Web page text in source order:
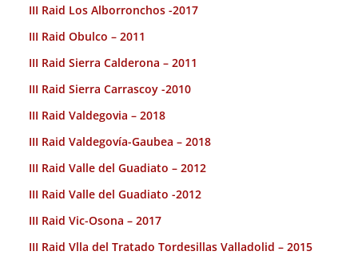
III Raid Los Alborronchos -2017
III Raid Obulco – 2011
III Raid Sierra Calderona – 2011
III Raid Sierra Carrascoy -2010
III Raid Valdegovia – 2018
III Raid Valdegovía-Gaubea – 2018
III Raid Valle del Guadiato – 2012
III Raid Valle del Guadiato -2012
III Raid Vic-Osona – 2017
III Raid Vlla del Tratado Tordesillas Valladolid – 2015